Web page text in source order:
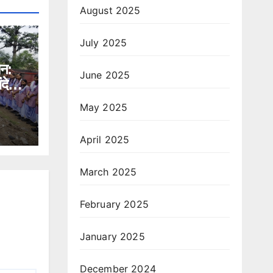
August 2025
July 2025
June 2025
May 2025
April 2025
March 2025
February 2025
January 2025
December 2024